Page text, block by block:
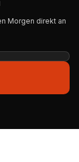
Morgen direkt an